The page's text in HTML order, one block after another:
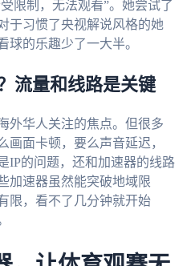
限制，无法观看”。她尝试了
于习惯了央视解说风格的她
球的乐趣少了一大半。
流量和线路是关键
外华人关注的焦点。但很多
画面卡顿，要么声音延迟，
IP的问题，还和加速器的线路
加速器虽然能突破地域限
限，看不了几分钟就开始